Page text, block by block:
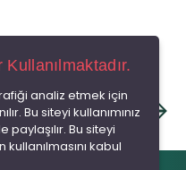
Bilgi
analiz etmek için
Bu siteyi kullanımınız
Bu siteyi
kabul